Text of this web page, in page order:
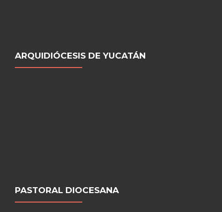
ARQUIDIÓCESIS DE YUCATÁN
PASTORAL DIOCESANA